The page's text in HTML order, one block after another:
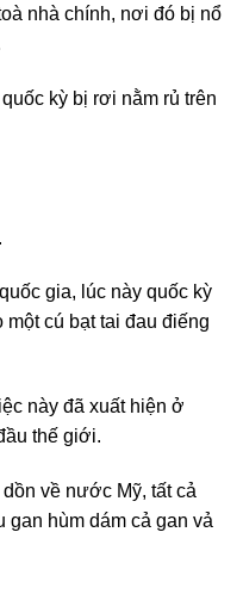
nhà chính, nơi đó bị nổ
kỳ bị rơi nằm rủ trên
gia, lúc này quốc kỳ
cú bạt tai đau điếng
này đã xuất hiện ở
thế giới.
về nước Mỹ, tất cả
gan hùm dám cả gan vả